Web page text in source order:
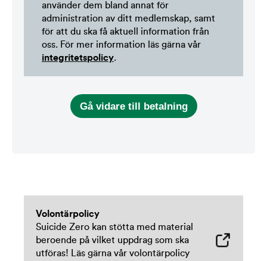
använder dem bland annat för
administration av ditt medlemskap, samt
för att du ska få aktuell information från
oss. För mer information läs gärna vår
integritetspolicy.
Volontärpolicy
Suicide Zero kan stötta med material
beroende på vilket uppdrag som ska
utföras! Läs gärna vår volontärpolicy